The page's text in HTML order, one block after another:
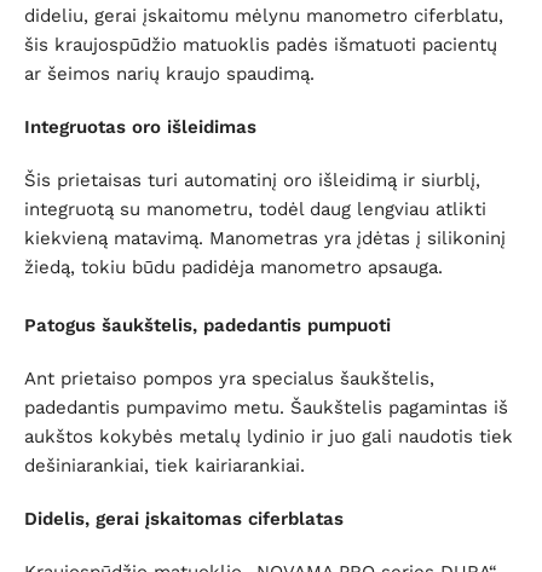
dideliu, gerai įskaitomu mėlynu manometro ciferblatu,
šis kraujospūdžio matuoklis padės išmatuoti pacientų
ar šeimos narių kraujo spaudimą.
Integruotas oro išleidimas
Šis prietaisas turi automatinį oro išleidimą ir siurblį,
integruotą su manometru, todėl daug lengviau atlikti
kiekvieną matavimą. Manometras yra įdėtas į silikoninį
žiedą, tokiu būdu padidėja manometro apsauga.
Patogus šaukštelis, padedantis pumpuoti
Ant prietaiso pompos yra specialus šaukštelis,
padedantis pumpavimo metu. Šaukštelis pagamintas iš
aukštos kokybės metalų lydinio ir juo gali naudotis tiek
dešiniarankiai, tiek kairiarankiai.
Didelis, gerai įskaitomas ciferblatas